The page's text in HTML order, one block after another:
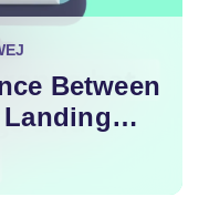
Between
Landing